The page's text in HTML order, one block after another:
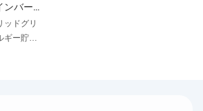
バータ
リッド
ネルギ
ッドグリ
ー貯蔵